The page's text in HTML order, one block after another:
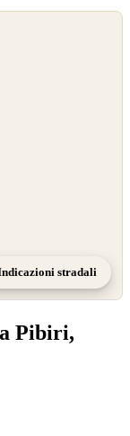
stradali
Pibiri,